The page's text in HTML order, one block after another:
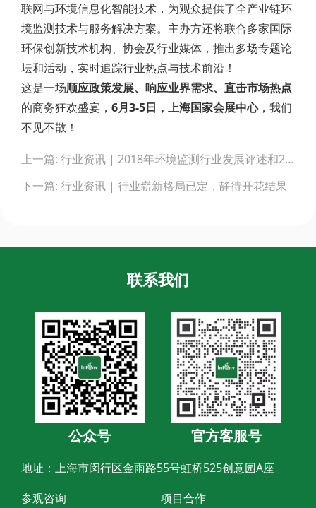
联网与环境信息化智能技术，为观众提供了全产业链环
境监测技术与服务解决方案。主办方还将联合多家国际
环保创新技术机构、协会及行业媒体，推出多场专题论
坛和活动，实时追踪行业热点与技术前沿！
这是一场顺应政策发展、响应业界需求、直击市场热点
的商务狂欢盛宴， 6月3-5日，上海国家会展中心，我们
不见不散！
navigation
上一篇: 行业资讯 | 2018年环境监测行业发展评述和2019年发展展望
下一篇: 行业资讯 | 行业崭新格局已定，静待开花结果
联系我们
公众号 官方客服号
地址：上海市闵行区金雨路55号虹桥525创意园A座
参观咨询
项目合作